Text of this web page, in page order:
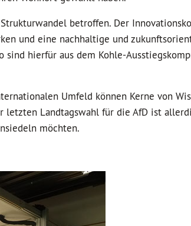
betroffen. Der
und eine nachhaltige und
hierfür aus dem Kohle-
Umfeld können Kerne von
Landtagswahl für die AfD ist
möchten.